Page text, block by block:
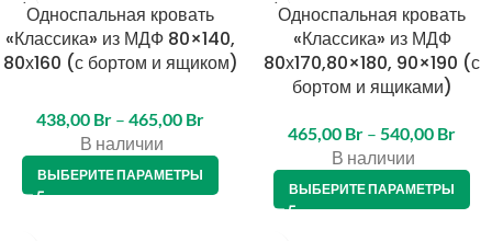
Односпальная кровать
«Классика» из МДФ 80×140,
80х160 (с бортом и ящиком)
438,00 Br – 465,00 Br
В наличии
ВЫБЕРИТЕ ПАРАМЕТРЫ
Односпальная кровать
«Классика» из МДФ
80х170,80×180, 90×190 (с
бортом и ящиками)
465,00 Br – 540,00 Br
В наличии
ВЫБЕРИТЕ ПАРАМЕТРЫ